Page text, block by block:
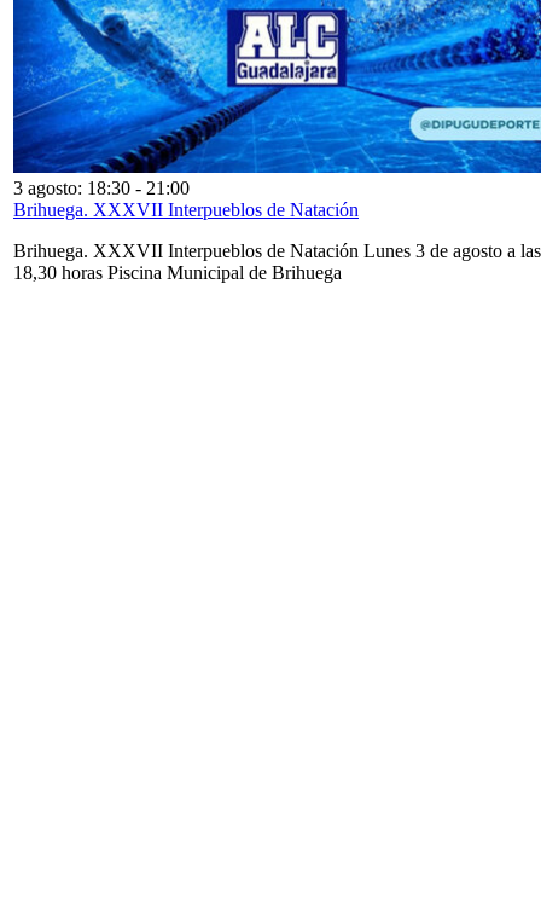
3 agosto: 18:30 - 21:00
Brihuega. XXXVII Interpueblos de Natación
Brihuega. XXXVII Interpueblos de Natación Lunes 3 de agosto a las
18,30 horas Piscina Municipal de Brihuega